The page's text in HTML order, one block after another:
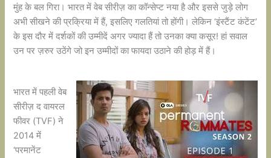
मुंह के बल गिरा। भारत में वेब सीरीज़ का कॉन्सेप्ट नया है और इससे जुड़े लोग
अभी सीखने की प्रक्रिया में हैं, इसलिए गलतियां तो होंगी। लेकिन ‘इंस्टैंट कंटेंट’
के इस दौर में दर्शकों की उम्मीदें अगर ज्यादा हैं तो उनका क्या कसूर! हां सवाल
उन पर ज़रुर उठेंगे जो इन उम्मीदों का फायदा उठाने की होड़ में हैं।
भारत में पहली वेब
सीरीज़ द वायरल
फीवर (TVF) ने
2014 में
‘परमानेंट